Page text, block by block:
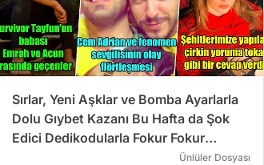
Sırlar, Yeni Aşklar ve Bomba Ayarlarla
Dolu Gıybet Kazanı Bu Hafta da Şok
Edici Dedikodularla Fokur Fokur
Ünlüler Dosyası